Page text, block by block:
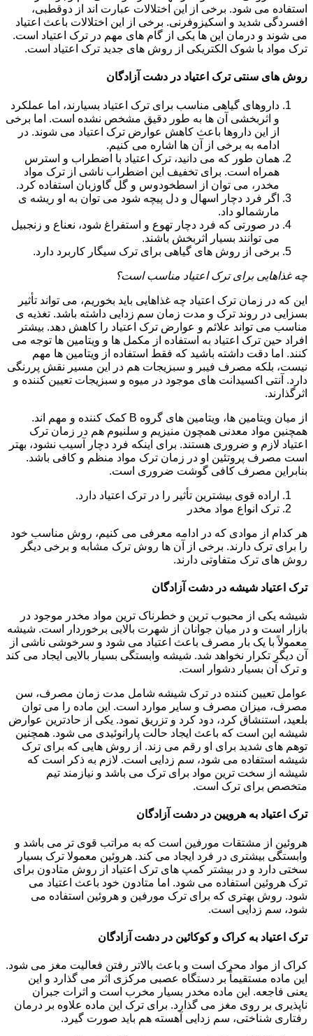
استفاده می شود. برخی از این اختلالات عبارت اند از دوقطبی،
افسردگی شدید و اسکیزوفرنی. برخی از این اختلالات باعث اعتیاد
می شوند و درمان این ها یکی از گام های مهم در ترک اعتیاد است.
ترک مواد با شوک الکتریکی از روش های جدید ترک اعتیاد است.
روش های سنتی ترک اعتیاد در دشت آزادگان
داروهای گیاهی مناسب برای ترک اعتیاد بسیارند، اما عملکرد
و اثربخشی آن ها به طور دقیق مشخص نشده است. اما برخی
از این داروها باعث کاهش عوارض ترک اعتیاد می شوند. در
ادامه به برخی از آن ها اشاره می کنیم.
همان طور که می دانید، ترک اعتیاد با اضطراب و استرس
همراه است. برای تخفیف این اضطراب ناشی از ترک مواد
مخدر، می توان از اسطخودوس و گل گاوزبان استفاده کرد.
اگر فرد دچار اسهال و دل پیچه شود می توان به او ریشه ی
مارشمالو داد.
در صورتی که فرد دچار تهوع و استفراغ شود، نعناع و زنجبیل
می توانند بسیار اثربخش باشند.
برخی از روش های گیاهی برای ترک سیگار کاربرد دارد.
چه غذاهایی برای ترک اعتیاد مناسب است؟
این که در زمان ترک اعتیاد چه غذاهایی باید بخوریم، می تواند تأثیر
بسزایی در روند ترک و مدت زمان سم زدایی داشته باشد. تغذیه ی
مناسب می تواند علائم و عوارض ترک اعتیاد را کاهش دهد. بیشتر
افراد حین ترک اعتیاد به استفاده از مکمل ها و ویتامین ها توجه می
کنند. اما دقت داشته باشید که فقط استفاده از ویتامین ها مهم
نیست، بلکه مصرف فیبر و سبزیجات هم در این مسیر نقش پررنگی
دارد. آنتی اکسیدانت های موجود در میوه و سبزیجات تعیین کننده و
اثرگذارند.
از میان ویتامین ها، ویتامین های گروه B کمک کننده و مهم اند.
همچنین مواد معدنی همچون منیزیم و سلنیوم هم در زمان ترک
اعتیاد لازم و ضروری هستند. برای اینکه فرد دچار آسیب نشود، بهتر
است مصرف پروتئین او در زمان ترک مواد منظم و کافی باشد.
بنابراین مصرف کافی گوشت ضروری است.
اراده قوی بیشترین تأثیر را در ترک اعتیاد دارد.
ترک انواع مواد مخدر
هر کدام از موادی که در ادامه معرفی می کنیم، روش مناسب خود
را برای ترک دارند. برخی از آن ها روش ترک مشابه و برخی دیگر
روش های ترک متفاوتی دارند.
ترک اعتیاد شیشه در دشت آزادگان
شیشه یکی از محبوب ترین و خطرناک ترین مواد مخدر موجود در
بازار است و در میان جوانان از شهرت بالایی برخوردار است. شیشه
معمولاً با یک بار مصرف باعث اعتیاد می شود و سرخوشی ناشی از
آن دیگر تکرار نخواهد شد. شیشه وابستگی بسیار بالایی ایجاد می کند
و ترک آن بسیار دشوار است.
عوامل تعیین کننده در ترک شیشه شامل مدت زمان مصرف، سن
مصرف، میزان مصرف و سایر موارد است. این ماده را می توان
بلعید، استنشاق کرد، دود کرد و تزریق نمود. یکی از حادترین عوارض
شیشه این است که باعث ایجاد حالت پارانوئیدی می شود. همچنین
توهم های شدید برای او رقم می زند. از روش هایی که برای ترک
شیشه استفاده می شود، سم زدایی است. لازم به ذکر است که
شیشه از سخت ترین مواد برای ترک می باشد و نیازمند تیم
متخصص برای ترک است.
ترک اعتیاد به هرویین در دشت آزادگان
هروئین از مشتقات مورفین است که به مراتب قوی تر می باشد و
وابستگی بیشتری در فرد ایجاد می کند. هروئین معمولا ترک بسیار
سختی دارد و در بیشتر کمپ های ترک اعتیاد از روش متادون برای
ترک هروئین استفاده می شود. اما متادون خود باعث اعتیاد می
شود. روش بهتری که برای ترک مورفین و هروئین استفاده می
شود، سم زدایی است.
ترک اعتیاد به کراک و کوکائین در دشت آزادگان
کراک از مواد محرک است و باعث بالاتر رفتن فعالیت مغز می شود.
این ماده مستقیماً بر دستگاه عصبی مرکزی اثر می گذارد و این
یعنی فاجعه. این ماده مخدر بسیار مخرب است و اثرات جبران
ناپذیری بر روی مغز می گذارد. برای ترک این ماده علاوه بر درمان
رفتاری شناختی، سم زدایی آهسته هم باید صورت گیرد.